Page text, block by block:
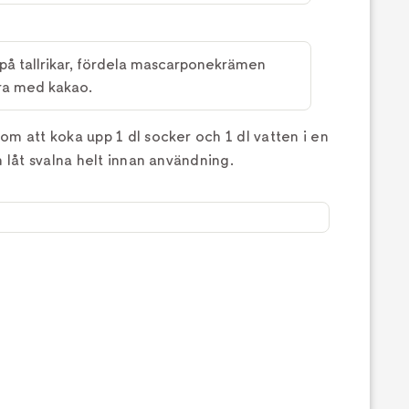
tallrikar, fördela mascarponekrämen
med kakao.
att koka upp 1 dl socker och 1 dl vatten i en
svalna helt innan användning.